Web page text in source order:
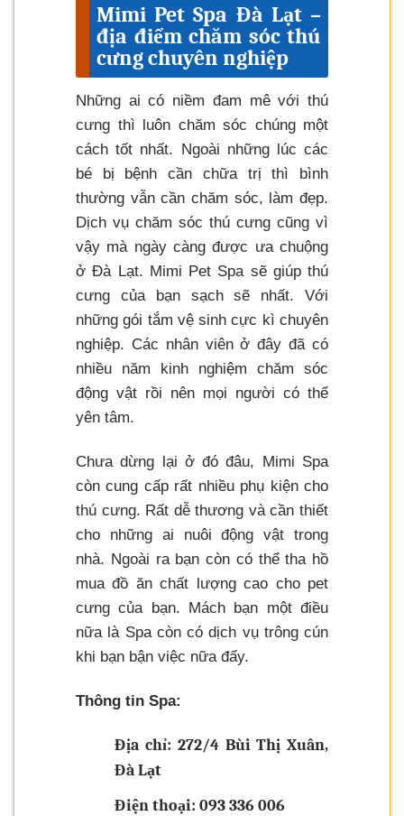
Mimi Pet Spa Đà Lạt –
địa điểm chăm sóc thú
cưng chuyên nghiệp
Những ai có niềm đam mê với thú
cưng thì luôn chăm sóc chúng một
cách tốt nhất. Ngoài những lúc các
bé bị bệnh cần chữa trị thì bình
thường vẫn cần chăm sóc, làm đẹp.
Dịch vụ chăm sóc thú cưng cũng vì
vậy mà ngày càng được ưa chuộng
ở Đà Lạt. Mimi Pet Spa sẽ giúp thú
cưng của bạn sạch sẽ nhất. Với
những gói tắm vệ sinh cực kì chuyên
nghiệp. Các nhân viên ở đây đã có
nhiều năm kinh nghiệm chăm sóc
động vật rồi nên mọi người có thể
yên tâm.
Chưa dừng lại ở đó đâu, Mimi Spa
còn cung cấp rất nhiều phụ kiện cho
thú cưng. Rất dễ thương và cần thiết
cho những ai nuôi động vật trong
nhà. Ngoài ra bạn còn có thể tha hồ
mua đồ ăn chất lượng cao cho pet
cưng của bạn. Mách bạn một điều
nữa là Spa còn có dịch vụ trông cún
khi bạn bận việc nữa đấy.
Thông tin Spa:
Địa chỉ: 272/4 Bùi Thị Xuân,
Đà Lạt
Điện thoại: 093 336 006